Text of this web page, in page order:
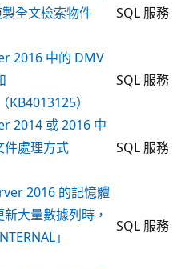
全文檢索物件
SQL 服務
2016 中的 DMV
）
SQL 服務
2014 或 2016 中
件處理方式
SQL 服務
2016 的記憶體
大量數據列時，
」
SQL 服務